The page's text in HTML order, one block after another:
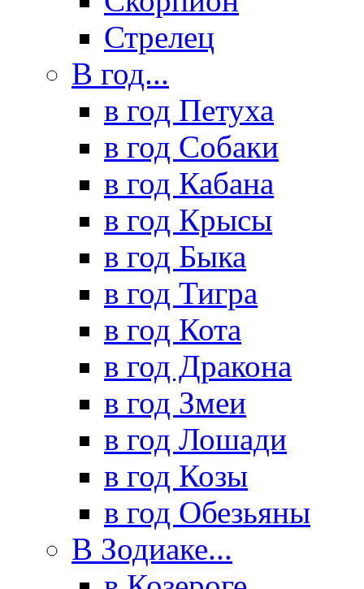
Стрелец
В год...
в год Петуха
в год Собаки
в год Кабана
в год Крысы
в год Быка
в год Тигра
в год Кота
в год Дракона
в год Змеи
в год Лошади
в год Козы
в год Обезьяны
В Зодиаке...